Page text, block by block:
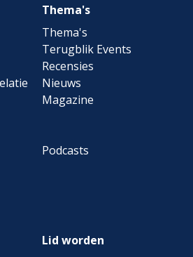
Thema's
Thema's
Terugblik Events
Recensies
Nieuws
Magazine
Podcasts
Lid worden